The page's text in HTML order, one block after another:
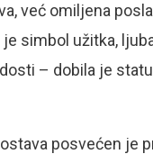
već omiljena
simbol užitka,
– dobila je
posvećen je